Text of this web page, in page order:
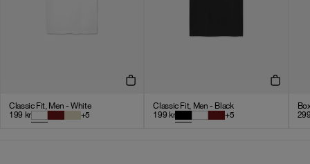
Classic Fit, Men - White
199 kr +5
Classic Fit, Men - Black
199 kr +5